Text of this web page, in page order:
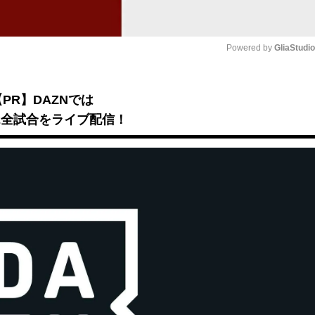
Powered by
PR】DAZNでは
試合をライブ配信！